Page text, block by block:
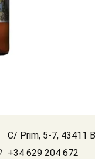
C/ Prim, 5-7, 43411
+34 629 204 672